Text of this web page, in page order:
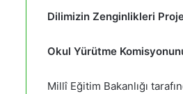
Dilimizin Zenginlikleri
Okul Yürütme
Millî Eğitim Bakanlığı